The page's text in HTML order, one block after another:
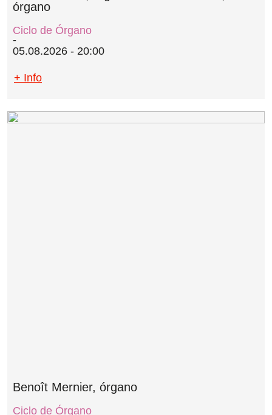
órgano
Ciclo de Órgano
05.08.2026 - 20:00
+ Info
Benoît Mernier, órgano
Ciclo de Órgano